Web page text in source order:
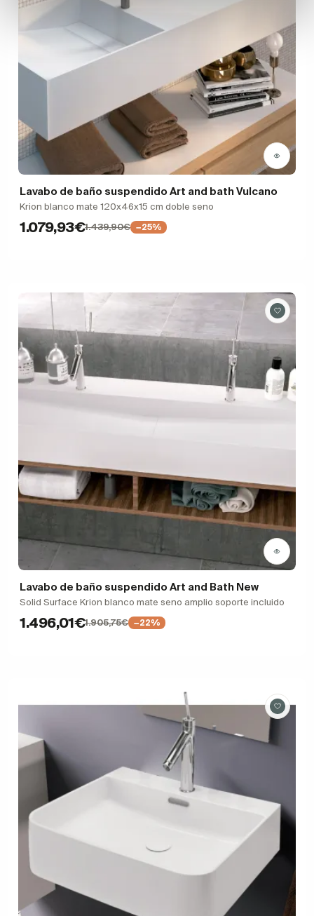
Lavabo de baño suspendido Art and bath Vulcano
Krion blanco mate 120x46x15 cm doble seno
1.079,93€1.439,90€ −25%
Lavabo de baño suspendido Art and Bath New
Solid Surface Krion blanco mate seno amplio soporte incluido
1.496,01€1.905,75€ −22%